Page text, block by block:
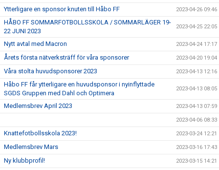
Ytterligare en sponsor knuten till Håbo FF 2023-04-26 09:46
HÅBO FF SOMMARFOTBOLLSSKOLA / SOMMARLÄGER 19-
22 JUNI 2023
2023-04-25 22:05
Nytt avtal med Macron 2023-04-24 17:17
Årets första nätverksträff för våra sponsorer 2023-04-20 19:04
Våra stolta huvudsponsorer 2023 2023-04-13 12:16
Håbo FF får ytterligare en huvudsponsor i nyinflyttade
SGDS Gruppen med Dahl och Optimera
2023-04-13 08:05
Medlemsbrev April 2023 2023-04-13 07:59
2023-04-06 08:33
Knattefotbollsskola 2023! 2023-03-24 12:21
Medlemsbrev Mars 2023-03-16 17:43
Ny klubbprofil! 2023-03-15 14:21